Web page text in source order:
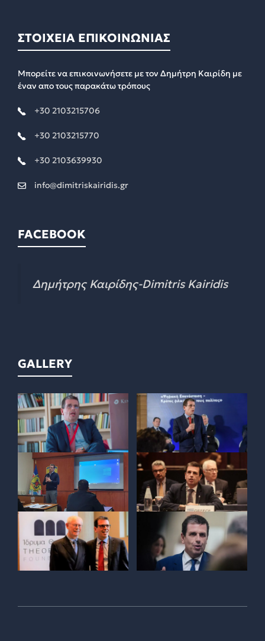
ΣΤΟΙΧΕΙΑ ΕΠΙΚΟΙΝΩΝΙΑΣ
Μπορείτε να επικοινωνήσετε με τον Δημήτρη Καιρίδη με
έναν απο τους παρακάτω τρόπους
+30 2103215706
+30 2103215770
+30 2103639930
info@dimitriskairidis.gr
FACEBOOK
Δημήτρης Καιρίδης-Dimitris Kairidis
GALLERY